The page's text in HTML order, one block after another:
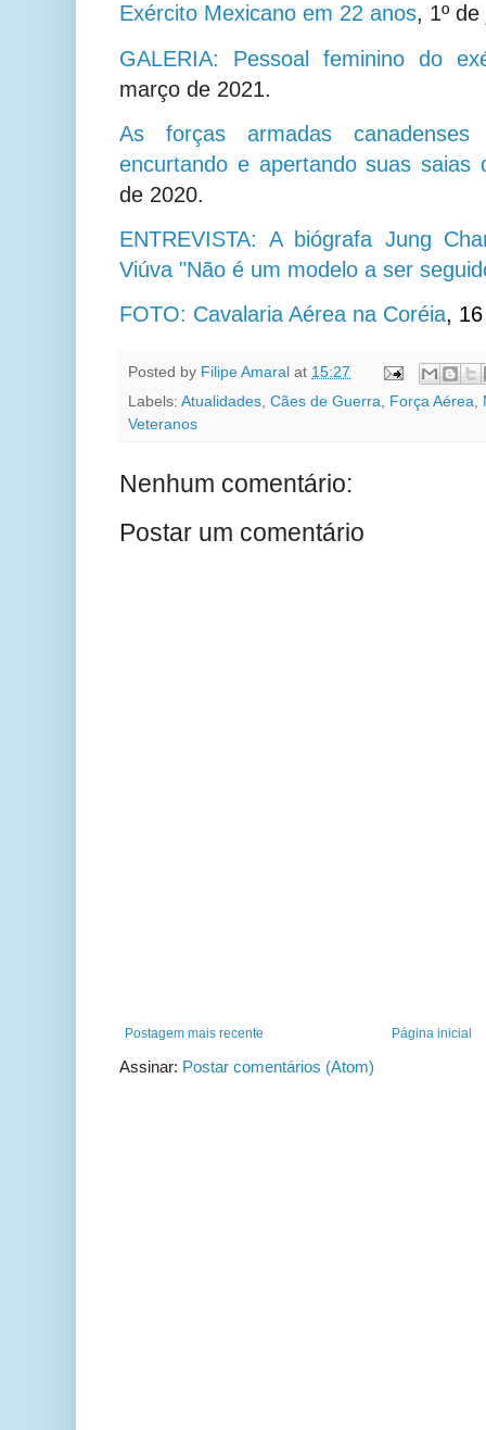
Exército Mexicano em 22 anos, 1º
GALERIA: Pessoal feminino do
março de 2021.
As forças armadas
encurtando e apertando suas saias
de 2020.
ENTREVISTA: A biógrafa Jung
Viúva "Não é um modelo a ser
FOTO: Cavalaria Aérea na Coréia,
Posted by Filipe Amaral at 15:27
Labels: Atualidades Cães de Guerra Força Aérea
Veteranos
Nenhum comentário:
Postar um comentário
Postagem mais recente Página inicial
Assinar: Postar comentários (Atom)